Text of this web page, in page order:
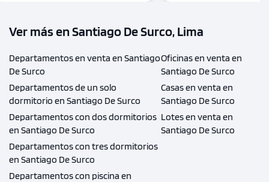
Ver más en Santiago De Surco, Lima
Departamentos en venta en Santiago
De Surco
Departamentos de un solo
dormitorio en Santiago De Surco
Departamentos con dos dormitorios
en Santiago De Surco
Departamentos con tres dormitorios
en Santiago De Surco
Departamentos con piscina en
Oficinas en venta en
Santiago De Surco
Casas en venta en
Santiago De Surco
Lotes en venta en
Santiago De Surco